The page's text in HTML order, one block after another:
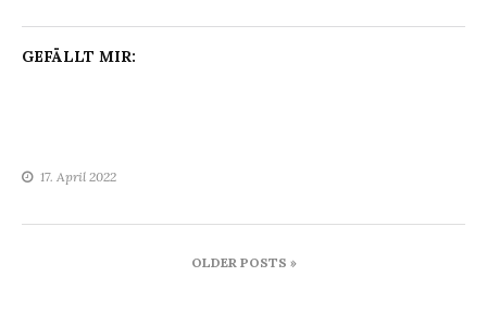
GEFÄLLT MIR:
17. April 2022
Beitragsnavigation
OLDER POSTS »